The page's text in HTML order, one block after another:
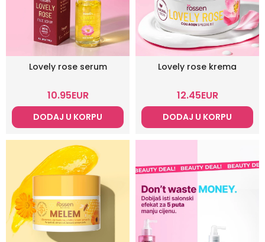
Lovely rose serum
10.95EUR
DODAJ U KORPU
Lovely rose krema
12.45EUR
DODAJ U KORPU